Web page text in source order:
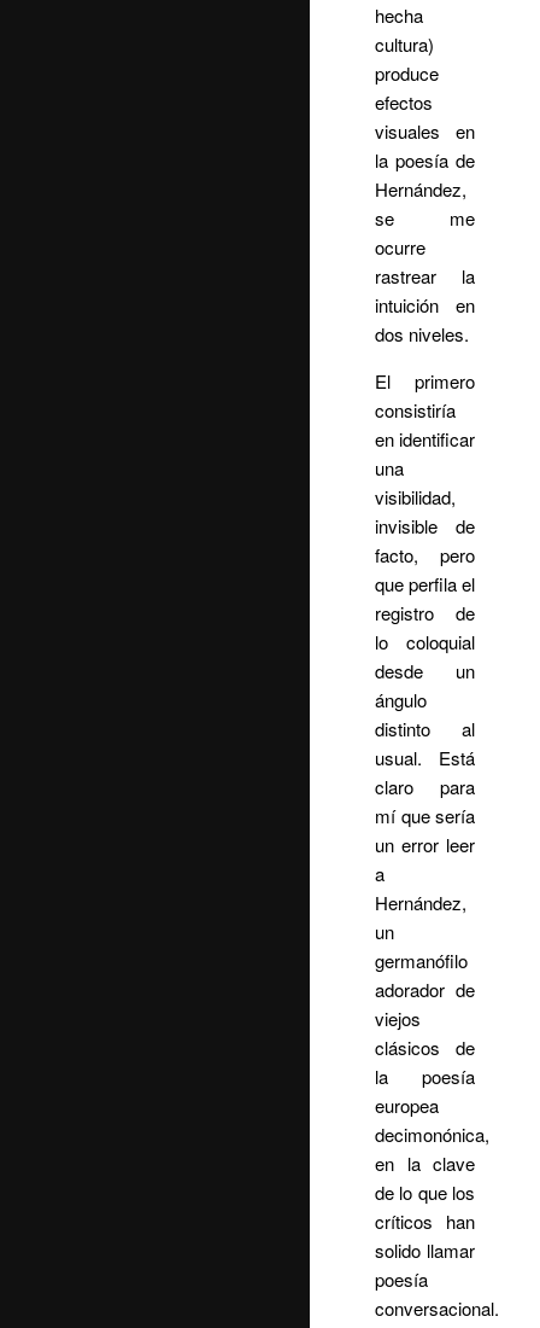
hecha
cultura)
produce
efectos
visuales en
la poesía de
Hernández,
se me
ocurre
rastrear la
intuición en
dos niveles.
El primero
consistiría
en identificar
una
visibilidad,
invisible de
facto, pero
que perfila el
registro de
lo coloquial
desde un
ángulo
distinto al
usual. Está
claro para
mí que sería
un error leer
a
Hernández,
un
germanófilo
adorador de
viejos
clásicos de
la poesía
europea
decimonónica,
en la clave
de lo que los
críticos han
solido llamar
poesía
conversacional.